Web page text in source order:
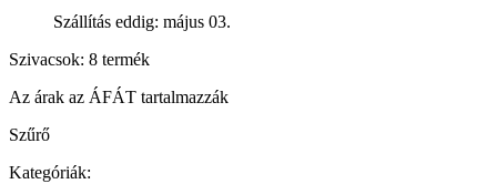
Szállítás eddig: május 03.
Szivacsok: 8 termék
Az árak az ÁFÁT tartalmazzák
Szűrő
Kategóriák: